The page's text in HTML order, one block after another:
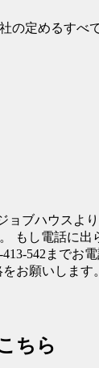
の定めるすべ
ョブハウスよ
もし電話に出
542までお
お願いします。
ちら